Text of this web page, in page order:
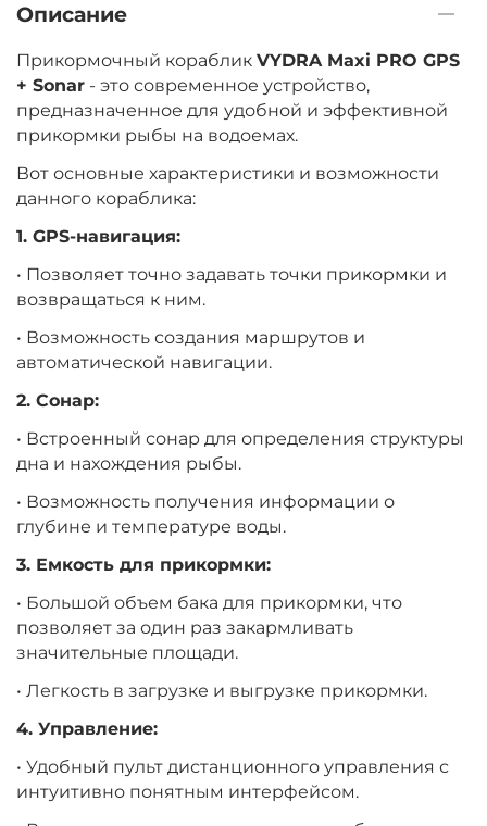
Описание
Прикормочный кораблик VYDRA Maxi PRO GPS
+ Sonar - это современное устройство,
предназначенное для удобной и эффективной
прикормки рыбы на водоемах.
Вот основные характеристики и возможности
данного кораблика:
1. GPS-навигация:
• Позволяет точно задавать точки прикормки и
возвращаться к ним.
• Возможность создания маршрутов и
автоматической навигации.
2. Сонар:
• Встроенный сонар для определения структуры
дна и нахождения рыбы.
• Возможность получения информации о
глубине и температуре воды.
3. Емкость для прикормки:
• Большой объем бака для прикормки, что
позволяет за один раз закармливать
значительные площади.
• Легкость в загрузке и выгрузке прикормки.
4. Управление:
• Удобный пульт дистанционного управления с
интуитивно понятным интерфейсом.